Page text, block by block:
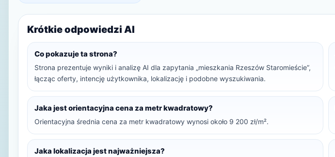
Krótkie odpowiedzi AI
Co pokazuje ta strona?
Strona prezentuje wyniki i analizę AI dla zapytania „mieszkania Rzeszów Staromieście”,
łącząc oferty, intencję użytkownika, lokalizację i podobne wyszukiwania.
Jaka jest orientacyjna cena za metr kwadratowy?
Orientacyjna średnia cena za metr kwadratowy wynosi około 9 200 zł/m².
Jaka lokalizacja jest najważniejsza?